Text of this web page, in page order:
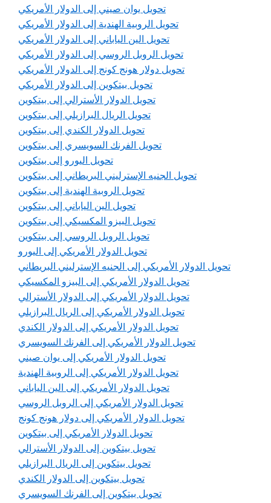
تحويل يوان صيني إلى الدولار الأمريكي
تحويل الروبية الهندية إلى الدولار الأمريكي
تحويل الين الياباني إلى الدولار الأمريكي
تحويل الروبل الروسي إلى الدولار الأمريكي
تحويل دولار هونج كونج إلى الدولار الأمريكي
تحويل بيتكوين إلى الدولار الأمريكي
تحويل الدولار الأسترالي إلى بيتكوين
تحويل الريال البرازيلي إلى بيتكوين
تحويل الدولار الكندي إلى بيتكوين
تحويل الفرنك السويسري إلى بيتكوين
تحويل اليورو إلى بيتكوين
تحويل الجنيه الإسترليني البريطاني إلى بيتكوين
تحويل الروبية الهندية إلى بيتكوين
تحويل الين الياباني إلى بيتكوين
تحويل البيزو المكسيكي إلى بيتكوين
تحويل الروبل الروسي إلى بيتكوين
تحويل الدولار الأمريكي إلى اليورو
تحويل الدولار الأمريكي إلى الجنيه الإسترليني البريطاني
تحويل الدولار الأمريكي إلى البيزو المكسيكي
تحويل الدولار الأمريكي إلى الدولار الأسترالي
تحويل الدولار الأمريكي إلى الريال البرازيلي
تحويل الدولار الأمريكي إلى الدولار الكندي
تحويل الدولار الأمريكي إلى الفرنك السويسري
تحويل الدولار الأمريكي إلى يوان صيني
تحويل الدولار الأمريكي إلى الروبية الهندية
تحويل الدولار الأمريكي إلى الين الياباني
تحويل الدولار الأمريكي إلى الروبل الروسي
تحويل الدولار الأمريكي إلى دولار هونج كونج
تحويل الدولار الأمريكي إلى بيتكوين
تحويل بيتكوين إلى الدولار الأسترالي
تحويل بيتكوين إلى الريال البرازيلي
تحويل بيتكوين إلى الدولار الكندي
تحويل بيتكوين إلى الفرنك السويسري